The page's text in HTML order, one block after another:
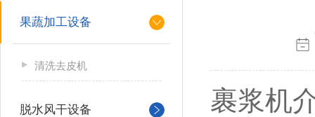
果蔬加工设备
清洗去皮机
脱水风干设备
裹浆机